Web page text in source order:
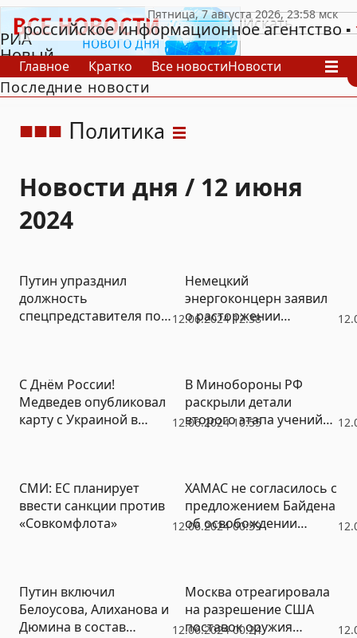
РИА
Новый
День
российское информационное агентство
Главное Кратко Все новостиНовости
В России
В мире
Последние новости
Политика
Новости дня / 12 июня
2024
12.06.2024 12:38
Путин упразднил
должность
спецпредставителя по
Немецкий
энергоконцерн заявил
о расторжении
12.06.2024 10:55
С Днём России!
Медведев опубликовал
карту с Украиной в
В Минобороны РФ
раскрыли детали
второго этапа учений
12.06.2024 00:59
СМИ: ЕС планирует
ввести санкции против
«Совкомфлота»
ХАМАС не согласилось с
предложением Байдена
об освобождении
12.06.2024 00:24
Путин включил
Белоусова, Алиханова и
Дюмина в состав
Москва отреагировала
на разрешение США
поставок оружия